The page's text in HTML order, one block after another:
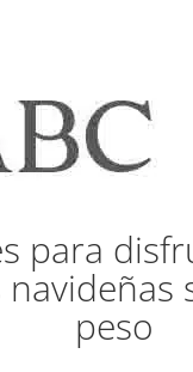
para
navideñas
peso